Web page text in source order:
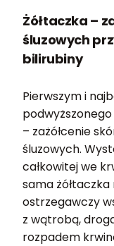
Żółtaczka –
śluzowych
bilirubiny
Pierwszym i
– zażółcenie
śluzowych.
całkowitej we
sama
ostrzegawczy
z wątrobą,
rozpadem